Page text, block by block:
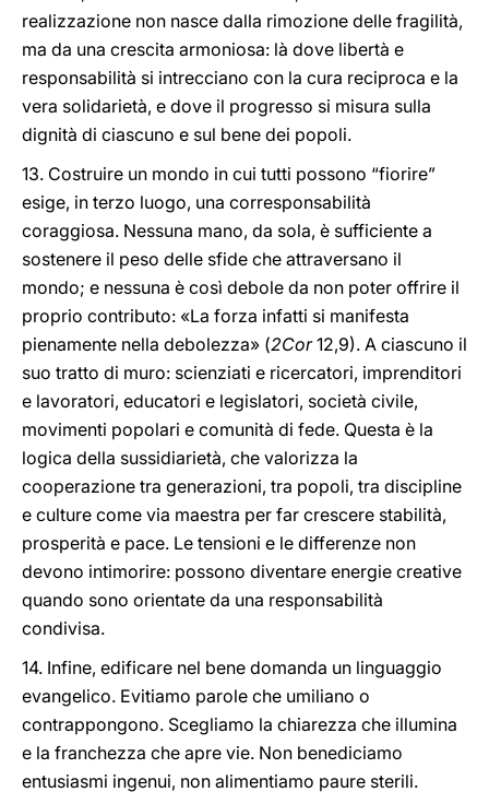
realizzazione non nasce dalla rimozione delle fragilità,
ma da una crescita armoniosa: là dove libertà e
responsabilità si intrecciano con la cura reciproca e la
vera solidarietà, e dove il progresso si misura sulla
dignità di ciascuno e sul bene dei popoli.
13. Costruire un mondo in cui tutti possono “fiorire”
esige, in terzo luogo, una corresponsabilità
coraggiosa. Nessuna mano, da sola, è sufficiente a
sostenere il peso delle sfide che attraversano il
mondo; e nessuna è così debole da non poter offrire il
proprio contributo: «La forza infatti si manifesta
pienamente nella debolezza» (2Cor12,9). A ciascuno il
suo tratto di muro: scienziati e ricercatori, imprenditori
e lavoratori, educatori e legislatori, società civile,
movimenti popolari e comunità di fede. Questa è la
logica della sussidiarietà, che valorizza la
cooperazione tra generazioni, tra popoli, tra discipline
e culture come via maestra per far crescere stabilità,
prosperità e pace. Le tensioni e le differenze non
devono intimorire: possono diventare energie creative
quando sono orientate da una responsabilità
condivisa.
14. Infine, edificare nel bene domanda un linguaggio
evangelico. Evitiamo parole che umiliano o
contrappongono. Scegliamo la chiarezza che illumina
e la franchezza che apre vie. Non benediciamo
entusiasmi ingenui, non alimentiamo paure sterili.